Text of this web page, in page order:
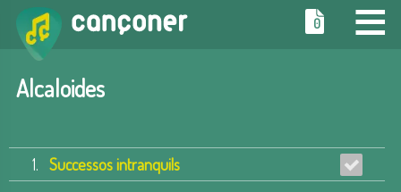
≡
0
Alcaloides
1. Successos intranquils